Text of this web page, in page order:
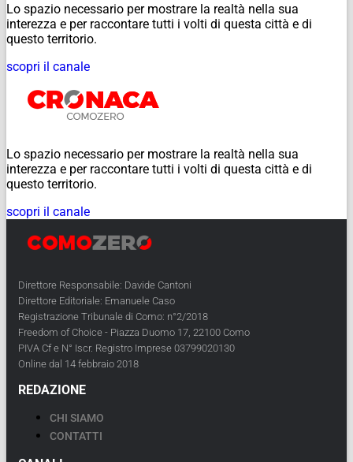
Lo spazio necessario per mostrare la realtà nella sua
interezza e per raccontare tutti i volti di questa città e di
questo territorio.
scopri il canale
Lo spazio necessario per mostrare la realtà nella sua
interezza e per raccontare tutti i volti di questa città e di
questo territorio.
scopri il canale
Direttore Responsabile: Davide Cantoni
Direttore Editoriale: Emanuele Caso
Registrazione Tribunale di Como: n°2/2018
Freedom of Choice - Piazza Duomo 17, 22100 Como
PIVA Cf e N° Iscr. Registro Imprese 03799020130
Online dal 14 febbraio 2018
REDAZIONE
CHI SIAMO
CONTATTI